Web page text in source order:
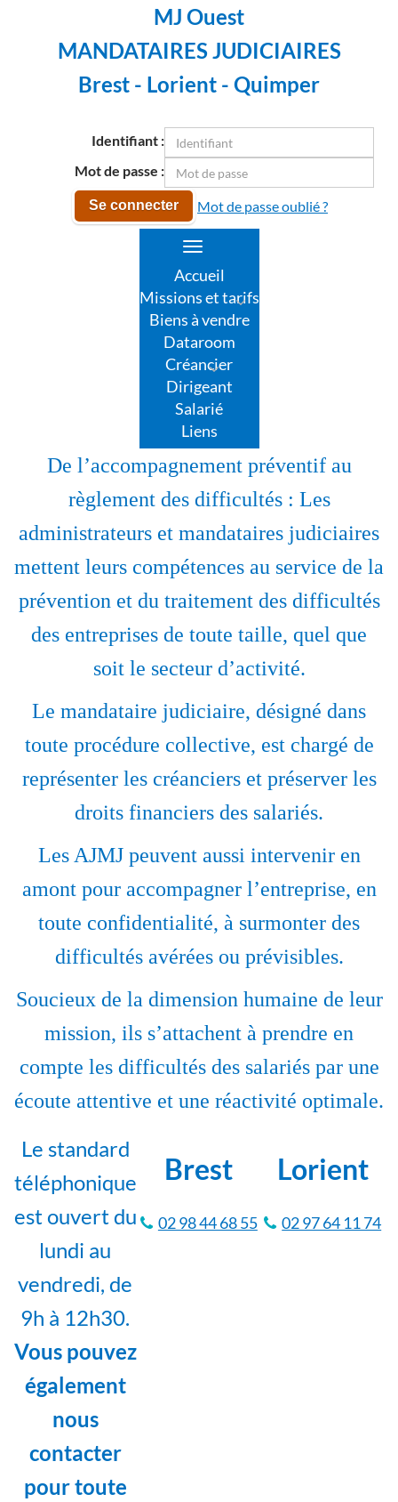
MJ Ouest
MANDATAIRES JUDICIAIRES
Brest - Lorient - Quimper
Identifiant :
Mot de passe :
Se connecter Mot de passe oublié ?
Toggle
navigation
Accueil
Missions et tarifs
Biens à vendre
Dataroom
Créancier
Dirigeant
Salarié
Liens
De l’accompagnement préventif au
règlement des difficultés : Les
administrateurs et mandataires judiciaires
mettent leurs compétences au service de la
prévention et du traitement des difficultés
des entreprises de toute taille, quel que
soit le secteur d’activité.
Le mandataire judiciaire, désigné dans
toute procédure collective, est chargé de
représenter les créanciers et préserver les
droits financiers des salariés.
Les AJMJ peuvent aussi intervenir en
amont pour accompagner l’entreprise, en
toute confidentialité, à surmonter des
difficultés avérées ou prévisibles.
Soucieux de la dimension humaine de leur
mission, ils s’attachent à prendre en
compte les difficultés des salariés par une
écoute attentive et une réactivité optimale.
Le standard
téléphonique
est ouvert du
lundi au
vendredi, de
9h à 12h30.
Vous pouvez
également
nous
contacter
pour toute
Brest
02 98 44 68 55
Lorient
02 97 64 11 74